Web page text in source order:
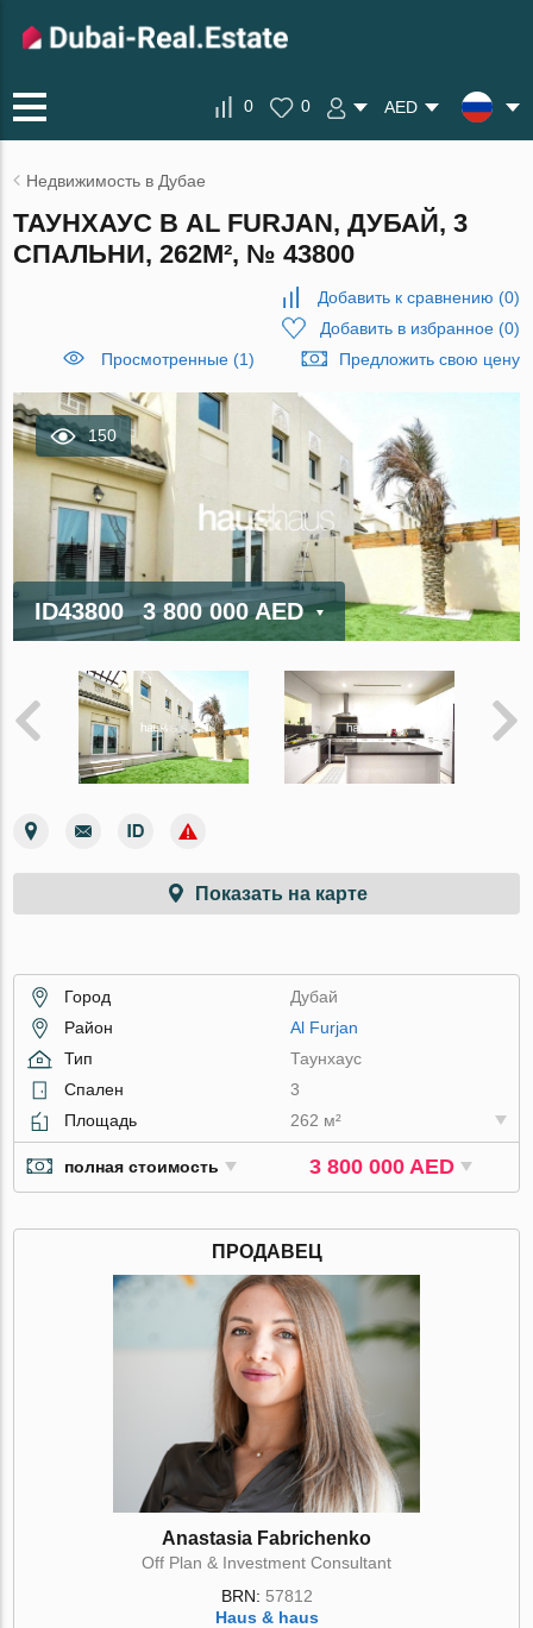
0 0 AED
Недвижимость в Дубае
ТАУНХАУС В AL FURJAN, ДУБАЙ, 3
СПАЛЬНИ, 262М², № 43800
Добавить к сравнению (0)
Добавить в избранное(0)
Просмотренные (1)
Предложить свою цену
150
ID43800 3 800 000 AED
Показать на карте
Город
Дубай
Район
Al Furjan
Тип
Таунхаус
Спален
3
Площадь
262 м²
полная стоимость 3 800 000 AED
ПРОДАВЕЦ
Anastasia Fabrichenko
Off Plan & Investment Consultant
BRN: 57812
Haus & haus